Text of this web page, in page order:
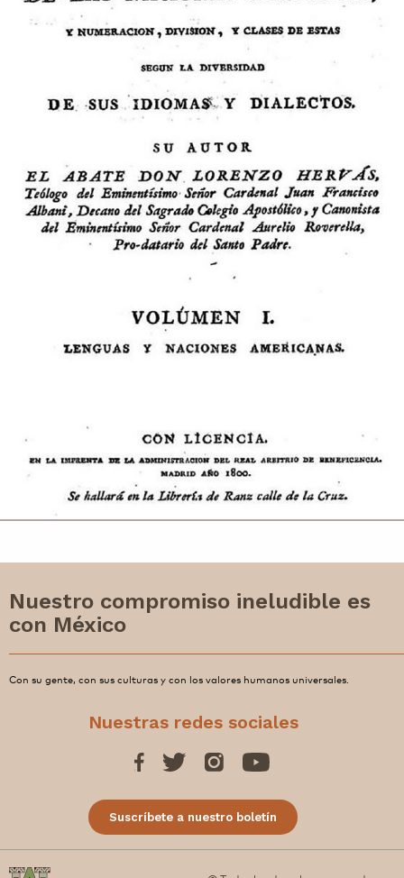
Nuestro compromiso ineludible es
con México
Con su gente, con sus culturas y con los valores humanos universales.
Nuestras redes sociales
Suscríbete a nuestro boletín